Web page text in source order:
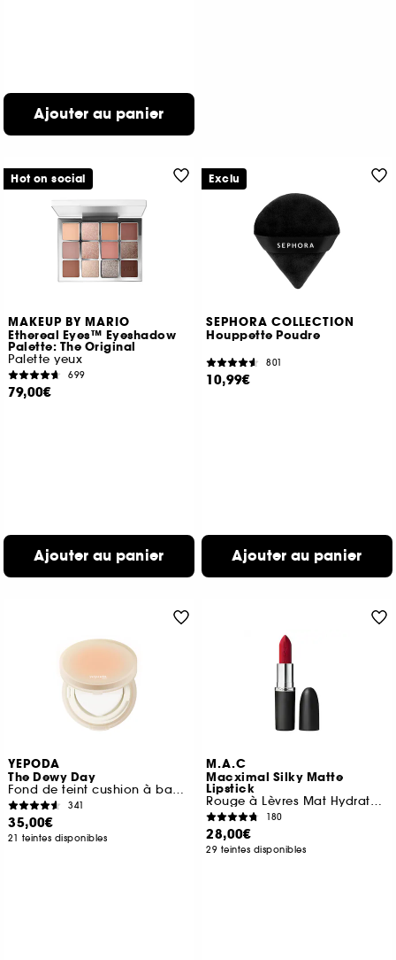
Ajouter au panier
MAKEUP BY MARIO
Ethereal Eyes™ Eyeshadow
Palette: The Original
Palette yeux
699
79,00€
Ajouter au panier
Hot on social
SEPHORA COLLECTION
Houppette Poudre
801
10,99€
Ajouter au panier
Exclu
YEPODA
The Dewy Day
Fond de teint cushion à base de niacinamide, abricot et SPF 30
341
35,00€
21 teintes disponibles
M.A.C
Macximal Silky Matte
Lipstick
Rouge à Lèvres Mat Hydratant
180
28,00€
29 teintes disponibles